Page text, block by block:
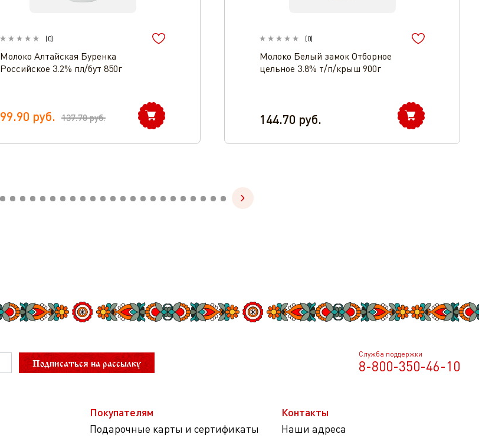
(0)
Молоко Алтайская Буренка
Российское 3.2% пл/бут 850г
99.90 руб. 137.70руб.
(0)
Молоко Белый замок Отборное
цельное 3.8% т/п/крыш 900г
144.70 руб.
Подписаться на рассылку
Служба поддержки
8-800-350-46-10
Покупателям
Подарочные карты и сертификаты
Контакты
Наши адреса